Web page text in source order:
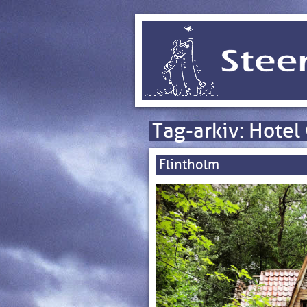
Tag-arkiv: Hotel
Flintholm